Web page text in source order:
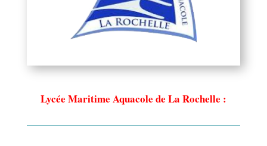
Lycée Maritime Aquacole de La Rochelle :